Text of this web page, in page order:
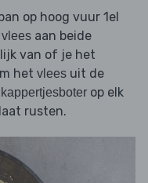
op hoog vuur 1el
vlees aan beide
van of je het
het vlees uit de
op elk
rusten.